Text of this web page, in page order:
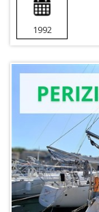
1992